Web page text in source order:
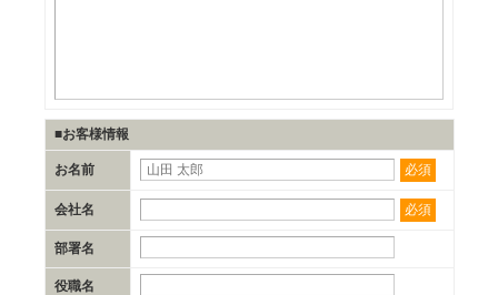
■お客様情報
お名前 必須
会社名 必須
部署名
役職名